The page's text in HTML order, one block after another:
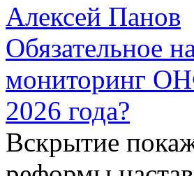
Алексей Панов
Обязательное
мониторинг
2026 года?
Вскрытие